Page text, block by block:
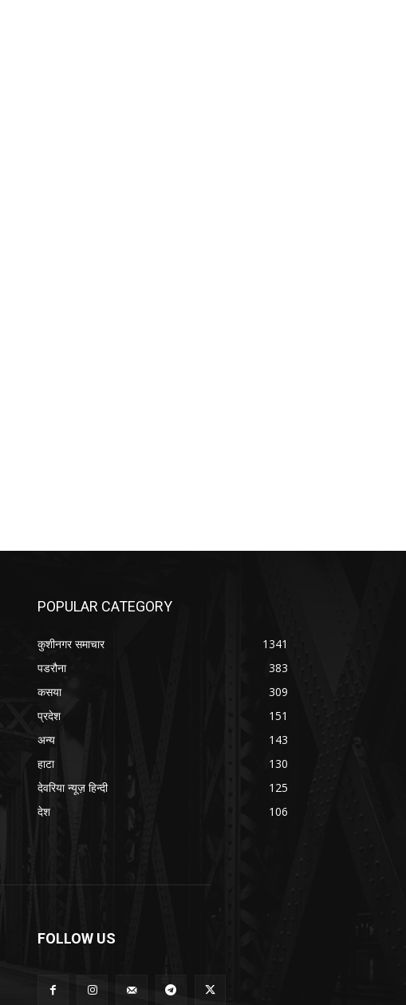
POPULAR CATEGORY
कुशीनगर समाचार
1341
पडरौना
383
कसया
309
प्रदेश
151
अन्य
143
हाटा
130
देवरिया न्यूज़ हिन्दी
125
देश
106
FOLLOW US